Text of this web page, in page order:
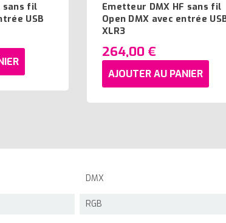
sans fil
USB
Emetteur DMX HF sans fil
Open DMX avec entrée
XLR3
264,00 €
AJOUTER AU PANIER
DMX
RGB